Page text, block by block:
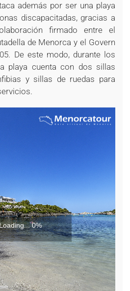
además por ser una playa
discapacitadas, gracias a
firmado entre el
de Menorca y el Govern
De este modo, durante los
playa cuenta con dos sillas
y sillas de ruedas para